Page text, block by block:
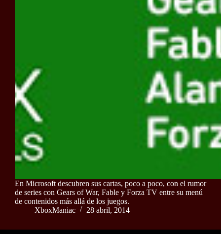
En Microsoft descubren sus cartas, poco a poco, con el rumor
de series con Gears of War, Fable y Forza TV entre su menú
de contenidos más allá de los juegos.
XboxManiac
28 abril, 2014